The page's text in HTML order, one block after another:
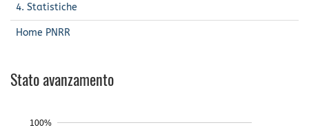
4. Statistiche
Home PNRR
Stato avanzamento
100%